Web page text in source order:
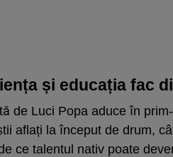
și educația fac
de Luci Popa aduce în
aflați la început de drum,
ce talentul nativ poate